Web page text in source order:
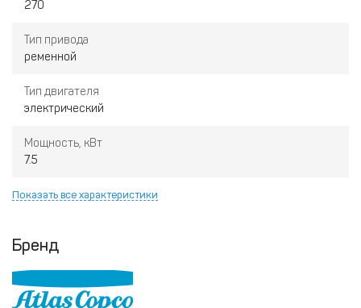
270
Тип привода
ременной
Тип двигателя
электрический
Мощность, кВт
7.5
Показать все характеристики
Бренд